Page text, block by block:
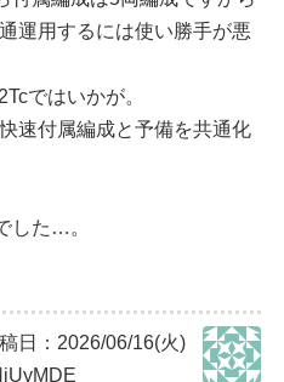
運用するには使い勝手が悪
ではいかが。
速付属編成と予備を共通化
した…。
日：2026/06/16(火)